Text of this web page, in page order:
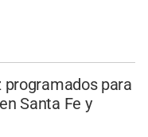
programados para
Santa Fe y